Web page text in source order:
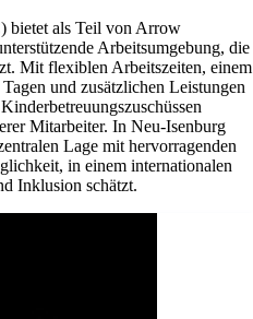
bietet als Teil von Arrow
Arbeitsumgebung, die
Mit flexiblen Arbeitszeiten, einem
und zusätzlichen Leistungen
Mitarbeiter. In Neu-Isenburg
Lage mit hervorragenden
in einem internationalen
Inklusion schätzt.